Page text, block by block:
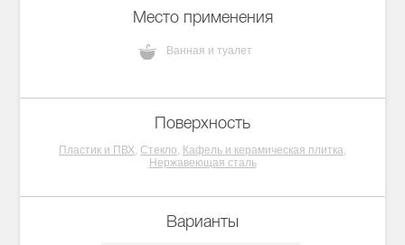
Место применения
Ванная и туалет
Поверхность
Пластик и ПВХ, Стекло, Кафель и керамическая плитка,
Нержавеющая сталь
Варианты